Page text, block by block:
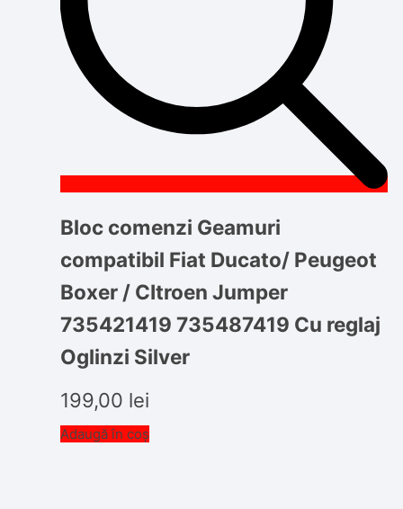
Bloc comenzi Geamuri
compatibil Fiat Ducato/ Peugeot
Boxer / CItroen Jumper
735421419 735487419 Cu reglaj
Oglinzi Silver
199,00 lei
Adaugă în coș